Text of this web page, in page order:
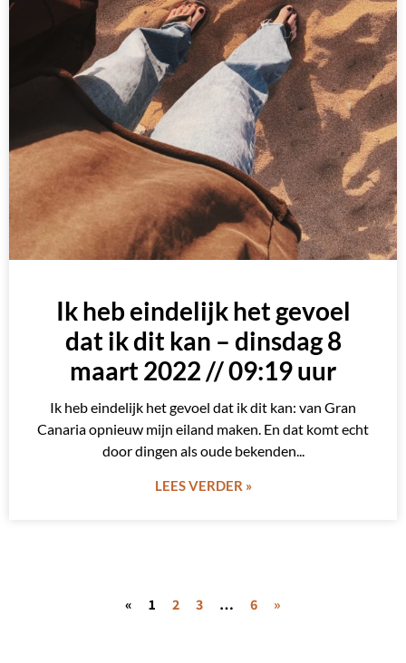
Ik heb eindelijk het gevoel
dat ik dit kan – dinsdag 8
maart 2022 // 09:19 uur
Ik heb eindelijk het gevoel dat ik dit kan: van Gran
Canaria opnieuw mijn eiland maken. En dat komt echt
door dingen als oude bekenden
LEES VERDER »
« 1 2 3 … 6 »